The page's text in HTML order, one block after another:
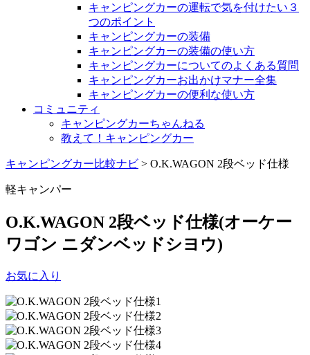
キャンピングカーの運転で気を付けたい３
つのポイント
キャンピングカーの装備
キャンピングカーの装備の使い方
キャンピングカーについてのよくある質問
キャンピングカーお出かけマナー全集
キャンピングカーの便利な使い方
コミュニティ
キャンピングカーちゃんねる
教えて！キャンピングカー
キャンピングカー比較ナビ > O.K.WAGON 2段ベッド仕様
軽キャンパー
O.K.WAGON 2段ベッド仕様(オーケー
ワゴン ニダンベッドシヨウ)
お気に入り